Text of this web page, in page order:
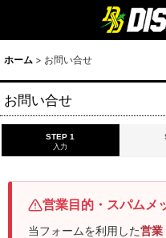
ホーム > お問い合せ
お問い合せ
STEP 1
入力
営業目的・スパムメ
当フォームを利用した営業